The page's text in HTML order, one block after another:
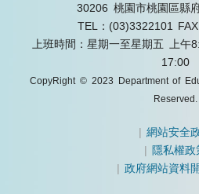
30206 桃園市桃園區縣
TEL：(03)3322101
上班時間：星期一至星期五 上
17:00
CopyRight © 2023 Department of
Reserved.
|網站安全
|隱私權政
|政府網站資料